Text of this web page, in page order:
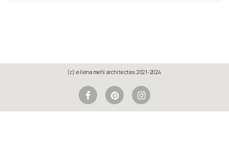
(c) ellena mehl architectes 2021-2024